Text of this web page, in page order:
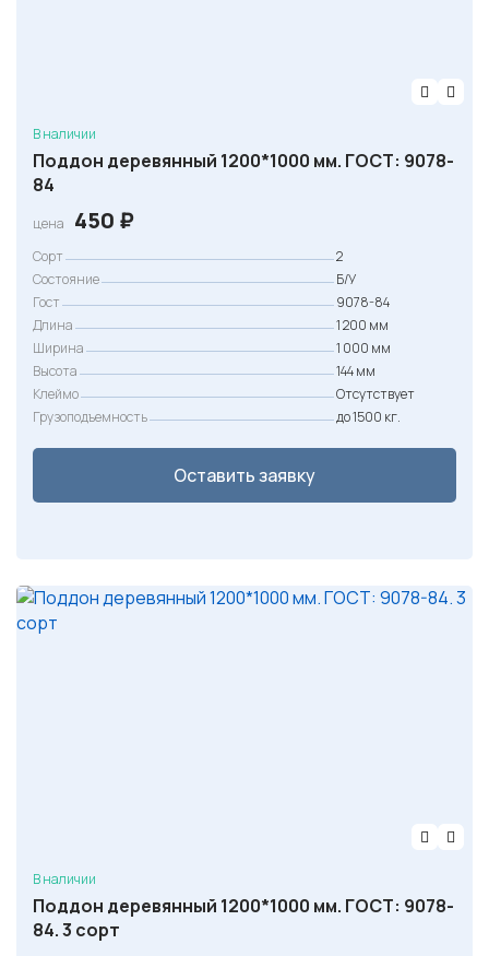
В наличии
Поддон деревянный 1200*1000 мм. ГОСТ: 9078-
84
цена 450 ₽
Сорт
2
Состояние
Б/У
Гост
9078-84
Длина
1 200 мм
Ширина
1 000 мм
Высота
144 мм
Клеймо
Отсутствует
Грузоподъемность
до 1500 кг.
Оставить заявку
В наличии
Поддон деревянный 1200*1000 мм. ГОСТ: 9078-
84. 3 сорт